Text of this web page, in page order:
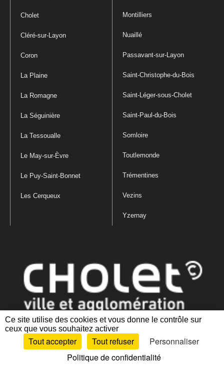
Ce site utilise des cookies et vous donne le contrôle sur
ceux que vous souhaitez activer
Tout accepter Tout refuser
Personnaliser
Politique de confidentialité
Cholet
Cléré-sur-Layon
Coron
La Plaine
La Romagne
La Séguinière
La Tessoualle
Le May-sur-Èvre
Le Puy-Saint-Bonnet
Les Cerqueux
Montilliers
Nuaillé
Passavant-sur-Layon
Saint-Christophe-du-Bois
Saint-Léger-sous-Cholet
Saint-Paul-du-Bois
Somloire
Toutlemonde
Trémentines
Vezins
Yzernay
Mentions légales|Politique de confidentialité
des cookies |Plan du site Accessibilité : partiellement conforme